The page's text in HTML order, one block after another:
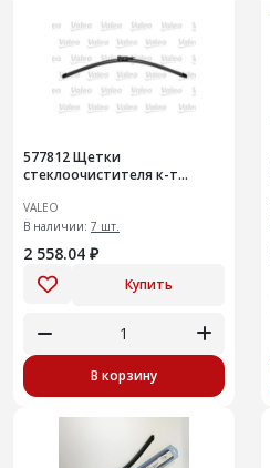
577812 Щетки
стеклоочистителя к-т
VALEO
В наличии: 7 шт.
2 558.04 ₽
Купить
В корзину